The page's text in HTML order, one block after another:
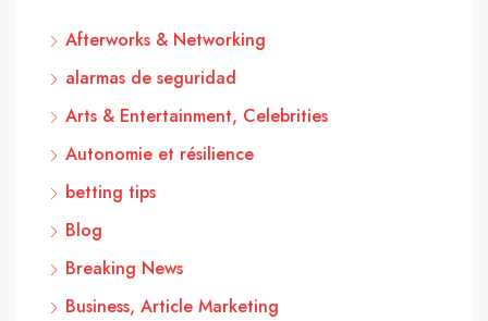
Afterworks & Networking
alarmas de seguridad
Arts & Entertainment, Celebrities
Autonomie et résilience
betting tips
Blog
Breaking News
Business, Article Marketing